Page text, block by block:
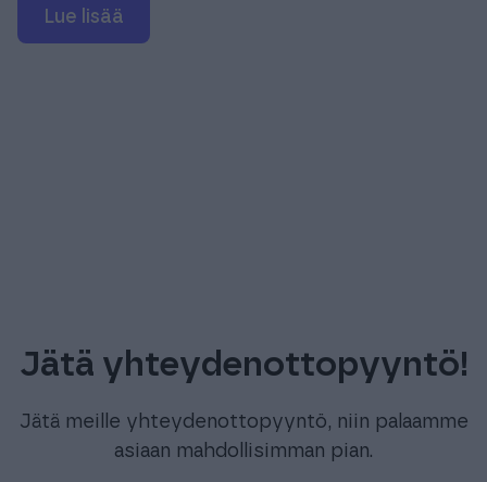
Lue lisää
Jätä yhteydenottopyyntö!
Jätä meille yhteydenottopyyntö, niin palaamme
asiaan mahdollisimman pian.